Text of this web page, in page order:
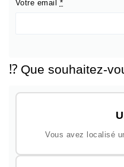
Votre email *
⁉️ Que souhaitez-
Vous avez localisé